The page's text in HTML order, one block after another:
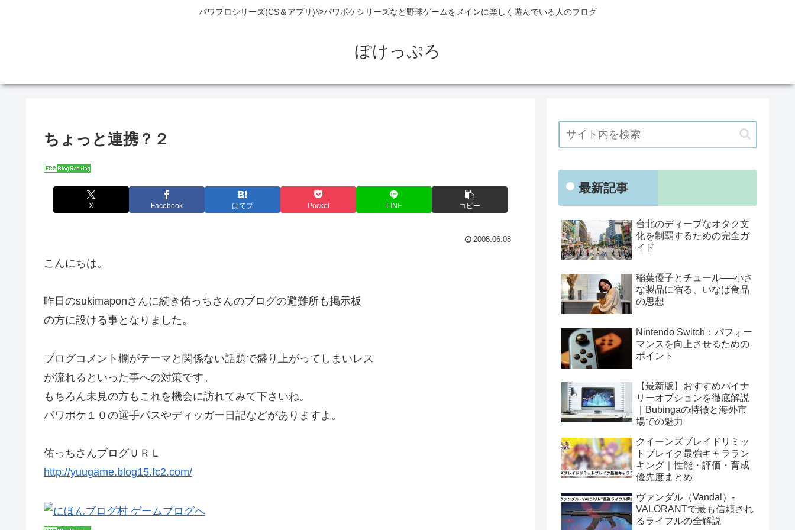
パワプロシリーズ(CS＆アプリ)やパワポケシリーズなど野球ゲームをメインに楽しく遊んでいる人のブログ
ぽけっぷろ
ちょっと連携？２
X Facebook はてブ Pocket LINE コピー
2008.06.08
こんにちは。
昨日のsukimaponさんに続き佑っちさんのブログの避難所も掲示板
の方に設ける事となりました。
ブログコメント欄がテーマと関係ない話題で盛り上がってしまいレス
が流れるといった事への対策です。
もちろん未見の方もこれを機会に訪れてみて下さいね。
パワポケ１０の選手パスやディッガー日記などがありますよ。
佑っちさんブログＵＲＬ
http://yuugame.blog15.fc2.com/
最新記事
台北のディープなオタク文
化を制覇するための完全ガ
イド
稲葉優子とチュール──小さ
な製品に宿る、いなば食品
の思想
Nintendo Switch：パフォー
マンスを向上させるための
ポイント
【最新版】おすすめバイナ
リーオプションを徹底解説
｜Bubingaの特徴と海外市
場での魅力
クイーンズブレイドリミッ
トブレイク最強キャララン
キング｜性能・評価・育成
優先度まとめ
ヴァンダル（Vandal）-
VALORANTで最も信頼され
るライフルの全解説